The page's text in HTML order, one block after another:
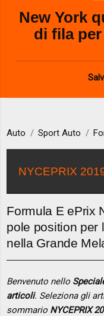
New York
di fila per
Auto Sport Auto
NYCEPRIX
Formula E ePrix
pole position per
nella Grande
Benvenuto nello
articoli. Seleziona gli
sommario NYCEPRIX